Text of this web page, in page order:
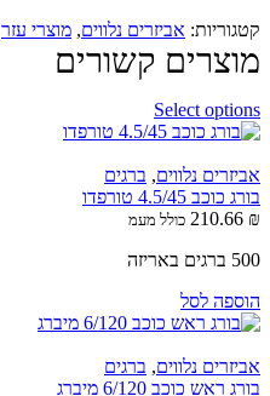
קטגוריות: אביזרים נלווים, מוצרי עזר
מוצרים קשורים
Select options
אביזרים נלווים, ברגים
בורג כוכב 4.5/45 טורפדו
210.66 ₪ כולל מעמ
500 ברגים באריזה
הוספה לסל
אביזרים נלווים, ברגים
בורג ראש כוכב 6/120 מיברג